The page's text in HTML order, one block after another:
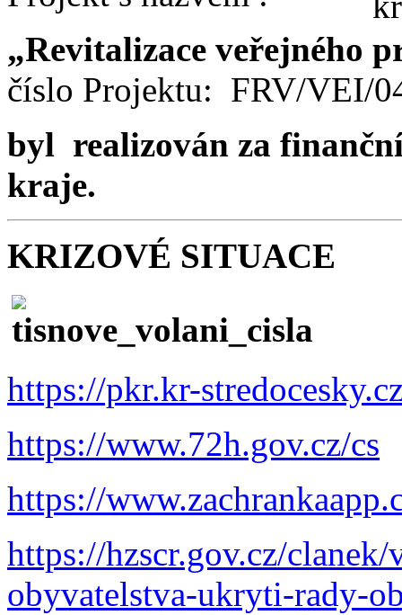
„Revitalizace veřejného
číslo Projektu: FRV/VEI/
byl realizován za
kraje.
KRIZOVÉ SITUACE
https://pkr.kr-
https://www.72h.gov.cz/cs
https://
https://hzscr.gov.cz/
obyvatelstva-ukryti-rady-